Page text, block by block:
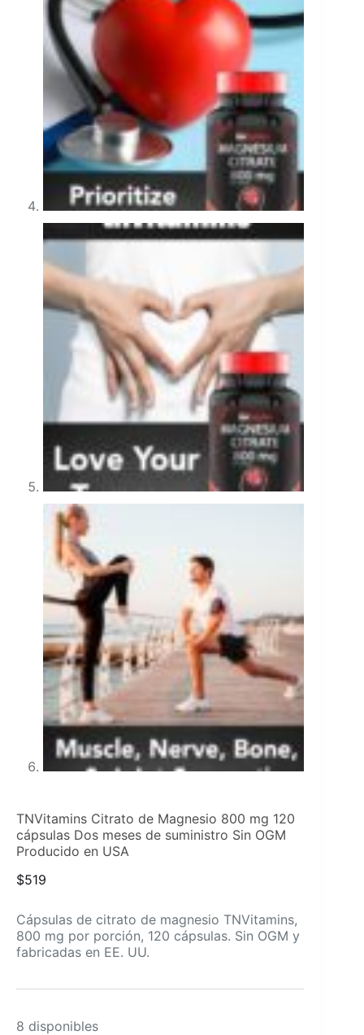
TNVitamins Citrato de Magnesio 800 mg 120
cápsulas Dos meses de suministro Sin OGM
Producido en USA
$519
Cápsulas de citrato de magnesio TNVitamins,
800 mg por porción, 120 cápsulas. Sin OGM y
fabricadas en EE. UU.
8 disponibles